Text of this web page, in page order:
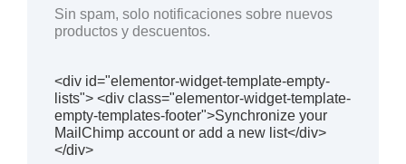
Sin spam, solo notificaciones sobre nuevos
productos y descuentos.
<div id="elementor-widget-template-empty-
lists"> <div class="elementor-widget-template-
empty-templates-footer">Synchronize your
MailChimp account or add a new list</div>
</div>